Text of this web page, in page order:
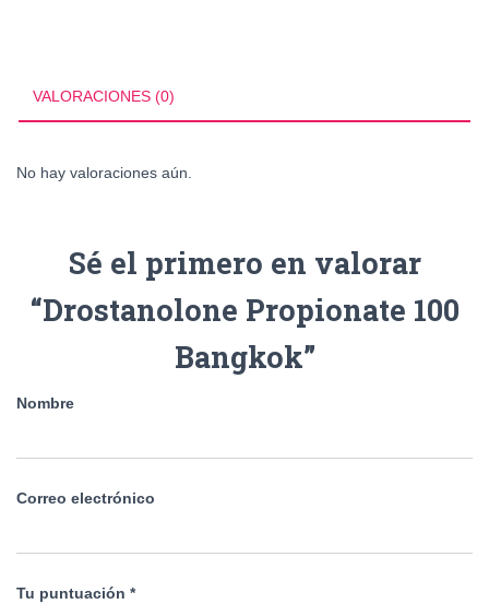
VALORACIONES (0)
No hay valoraciones aún.
Sé el primero en valorar
“Drostanolone Propionate 100
Bangkok”
Nombre
Correo electrónico
Tu puntuación *